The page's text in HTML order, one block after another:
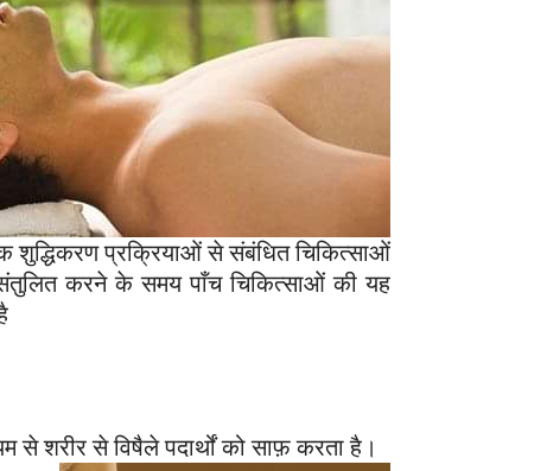
शुद्धिकरण प्रक्रियाओं से संबंधित चिकित्साओं
संतुलित करने के समय पाँच चिकित्साओं की यह
से शरीर से विषैले पदार्थों को साफ़ करताहै।